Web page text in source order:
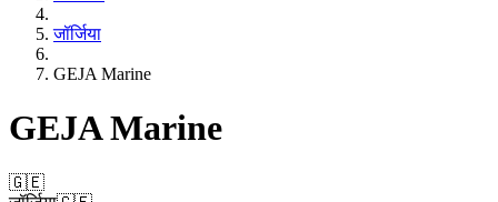
जॉर्जिया
GEJA Marine
GEJA Marine
🇬🇪